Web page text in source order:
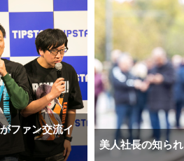
ファン交流イ
美人社長の知ら